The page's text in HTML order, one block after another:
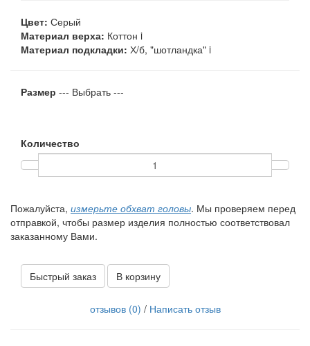
Цвет: Серый
Материал верха: Коттон i
Материал подкладки: Х/б, "шотландка" i
Размер --- Выбрать ---
Количество
Пожалуйста, измерьте обхват головы. Мы проверяем перед
отправкой, чтобы размер изделия полностью соответствовал
заказанному Вами.
Быстрый заказ В корзину
отзывов (0) / Написать отзыв